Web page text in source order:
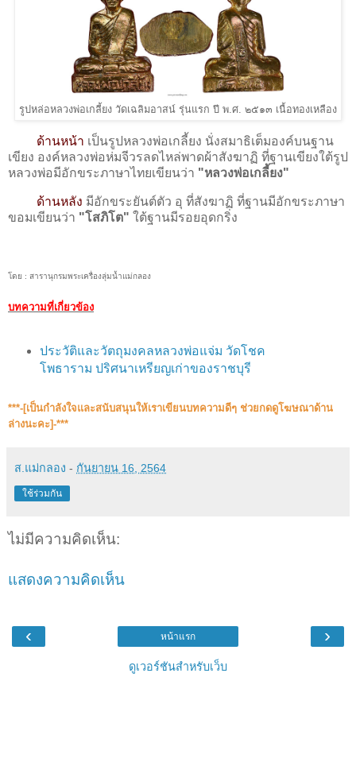
รูปหล่อหลวงพ่อเกลี้ยง วัดเฉลิมอาสน์ รุ่นแรก ปี พ.ศ. ๒๕๑๓ เนื้อทองเหลือง
ด้านหน้า เป็นรูปหลวงพ่อเกลี้ยง นั่งสมาธิเต็มองค์บนฐาน
เขียง องค์หลวงพ่อห่มจีวรลดไหล่พาดผ้าสังฆาฏิ ที่ฐานเขียงใต้รูป
หลวงพ่อมีอักขระภาษาไทยเขียนว่า "หลวงพ่อเกลี้ยง"
ด้านหลัง มีอักขระยันต์ตัว อุ ที่สังฆาฏิ ที่ฐานมีอักขระภาษา
ขอมเขียนว่า "โสภิโต" ใต้ฐานมีรอยอุดกริ่ง
โดย : สารานุกรมพระเครื่องลุ่มน้ำแม่กลอง
บทความที่เกี่ยวข้อง
ประวัติและวัตถุมงคลหลวงพ่อแจ่ม วัดโชค
โพธาราม ปริศนาเหรียญ​เก่าของราชบุรี
***-[เป็นกำลังใจและสนับสนุน​ให้เราเขียนบทความดีๆ ช่วยกดดูโฆษณาด้าน
ล่างนะคะ]-***
ส.แม่กลอง - กันยายน 16, 2564
ใช้ร่วมกัน
ไม่มีความคิดเห็น:
แสดงความคิดเห็น
‹ ›
หน้าแรก
ดูเวอร์ชันสำหรับเว็บ